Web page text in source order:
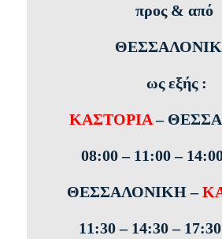
προς & από
ως εξής :
ΚΑΣΤΟΡΙΑ–
08:00 – 11:00 –
ΘΕΣΣΑΛΟΝΙΚΗ –
11:30 – 14:30 –